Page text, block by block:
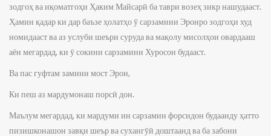
зодгоҳ ва иқоматгоҳи Ҳаким Майсарӣ ба таври возеҳ зикр нашудааст.
Ҳамин қадар ки дар баъзе ҳолатҳо ӯ сарзамини Эронро зодгоҳи худ
номидааст ва аз услуби шеъри суруда ва мақолу мисолҳои овардааш
аён мегардад, ки ӯ сокини сарзамини Хуросон будааст.
Ва пас гуфтам замини мост Эрон,
Ки пеш аз мардумонаш порсӣ дон.
Маълум мегардад, ки мардуми ин сарзамин форсидон будаанду ҳатто
пизишконашон завқи шеър ва сухангӯӣ доштаанд ва ба забони